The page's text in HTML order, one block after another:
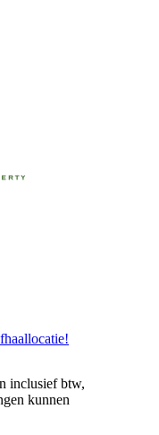
inclusief btw,
kunnen